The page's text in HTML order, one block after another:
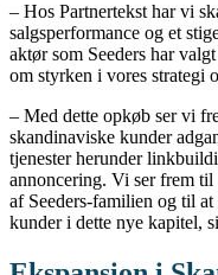
– Hos Partnertekst har vi
salgsperformance og et
aktør som Seeders har
om styrken i vores strategi
– Med dette opkøb ser vi
skandinaviske kunder
tjenester herunder
annoncering. Vi ser frem
af Seeders-familien og til
kunder i dette nye kapitel,